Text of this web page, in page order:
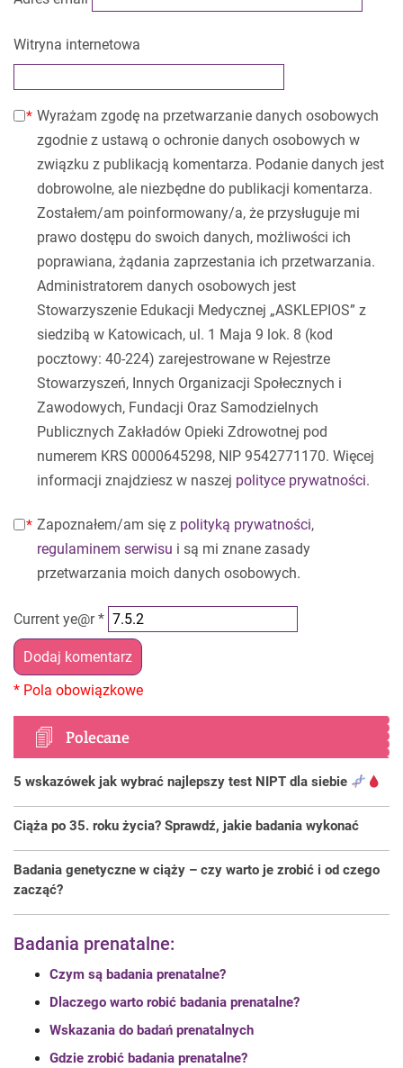
Witryna internetowa
Wyrażam zgodę na przetwarzanie danych osobowych
zgodnie z ustawą o ochronie danych osobowych w
związku z publikacją komentarza. Podanie danych jest
dobrowolne, ale niezbędne do publikacji komentarza.
Zostałem/am poinformowany/a, że przysługuje mi
prawo dostępu do swoich danych, możliwości ich
poprawiana, żądania zaprzestania ich przetwarzania.
Administratorem danych osobowych jest
Stowarzyszenie Edukacji Medycznej „ASKLEPIOS” z
siedzibą w Katowicach, ul. 1 Maja 9 lok. 8 (kod
pocztowy: 40-224) zarejestrowane w Rejestrze
Stowarzyszeń, Innych Organizacji Społecznych i
Zawodowych, Fundacji Oraz Samodzielnych
Publicznych Zakładów Opieki Zdrowotnej pod
numerem KRS 0000645298, NIP 9542771170. Więcej
informacji znajdziesz w naszej polityce prywatności.
Zapoznałem/am się z polityką prywatności,
regulaminem serwisu i są mi znane zasady
przetwarzania moich danych osobowych.
Current ye@r*
Polecane
5 wskazówek jak wybrać najlepszy test NIPT dla siebie
Ciąża po 35. roku życia? Sprawdź, jakie badania wykonać
Badania genetyczne w ciąży – czy warto je zrobić i od czego
zacząć?
Badania prenatalne:
Czym są badania prenatalne?
Dlaczego warto robić badania prenatalne?
Wskazania do badań prenatalnych
Gdzie zrobić badania prenatalne?